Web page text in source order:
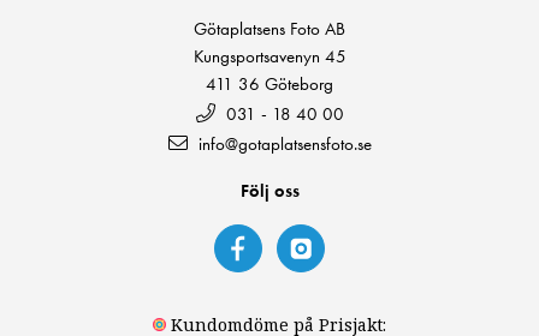
Götaplatsens Foto AB
Kungsportsavenyn 45
411 36 Göteborg
031 - 18 40 00
info@gotaplatsensfoto.se
Följ oss